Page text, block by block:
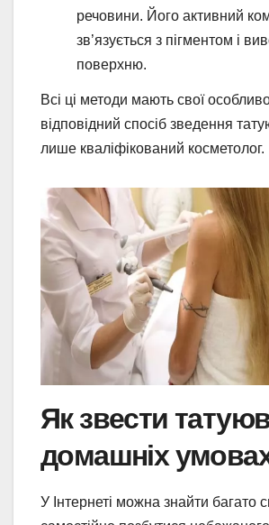
речовини. Його активний
зв’язується з пігментом і
поверхню.
Всі ці методи мають свої
відповідний спосіб зведення
лише кваліфікований косметолог.
Як звести
домашніх
У Інтернеті можна знайти багато